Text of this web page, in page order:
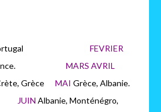
Portugal FEVRIER
France. MARS AVRIL
Grèce MAI Grèce, Albanie.
JUIN Albanie, Monténégro,